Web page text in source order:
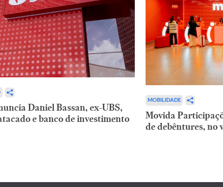
Daniel Bassan, ex-UBS,
e banco de investimento
MOBILIDADE
Movida
de debêntures, no